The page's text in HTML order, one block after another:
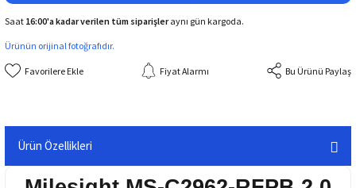
Saat 16:00'a kadar verilen tüm siparişleraynı gün kargoda.
Ürünün orijinal fotoğrafıdır.
Fiyat Alarmı Bu Ürünü Paylaş
Ürün Özellikleri